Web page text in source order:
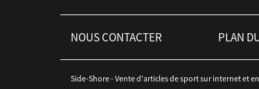
NOUS CONTACTER PLAN
Side-Shore - Vente d'articles de sport sur internet et